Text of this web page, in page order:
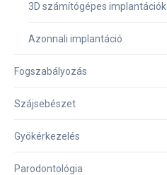
3D számítógépes implantációk
Azonnali implantáció
Fogszabályozás
Szájsebészet
Gyökérkezelés
Parodontológia